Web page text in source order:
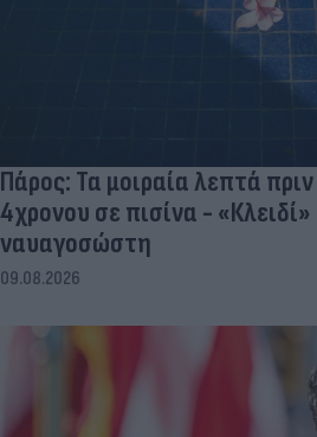
Πάρος: Τα μοιραία λεπτά
4χρονου σε πισίνα -
ναυαγοσώστη
09.08.2026